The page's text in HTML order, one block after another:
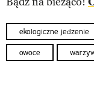
ekologiczne jedzenie
owoce